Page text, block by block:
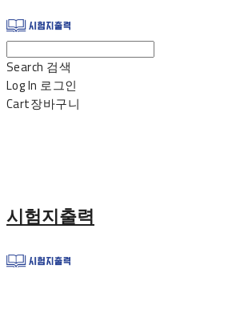
Search 검색
Log In 로그인
Cart장바구니
시험지출력